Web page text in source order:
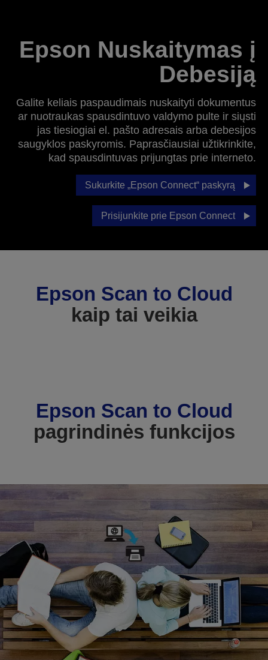
Epson Nuskaitymas į
Debesiją
Galite keliais paspaudimais nuskaityti dokumentus
ar nuotraukas spausdintuvo valdymo pulte ir siųsti
jas tiesiogiai el. pašto adresais arba debesijos
saugyklos paskyromis. Paprasčiausiai užtikrinkite,
kad spausdintuvas prijungtas prie interneto.
Sukurkite „Epson Connect“ paskyrą
Prisijunkite prie Epson Connect
Epson Scan to Cloud
kaip tai veikia
Epson Scan to Cloud
pagrindinės funkcijos